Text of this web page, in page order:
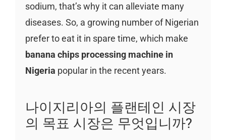
sodium, that’s why it can alleviate many
diseases. So, a growing number of Nigerian
prefer to eat it in spare time, which make
banana chips processing machine in
Nigeria popular in the recent years.
나이지리아의 플랜테인 시장
의 목표 시장은 무엇입니까?